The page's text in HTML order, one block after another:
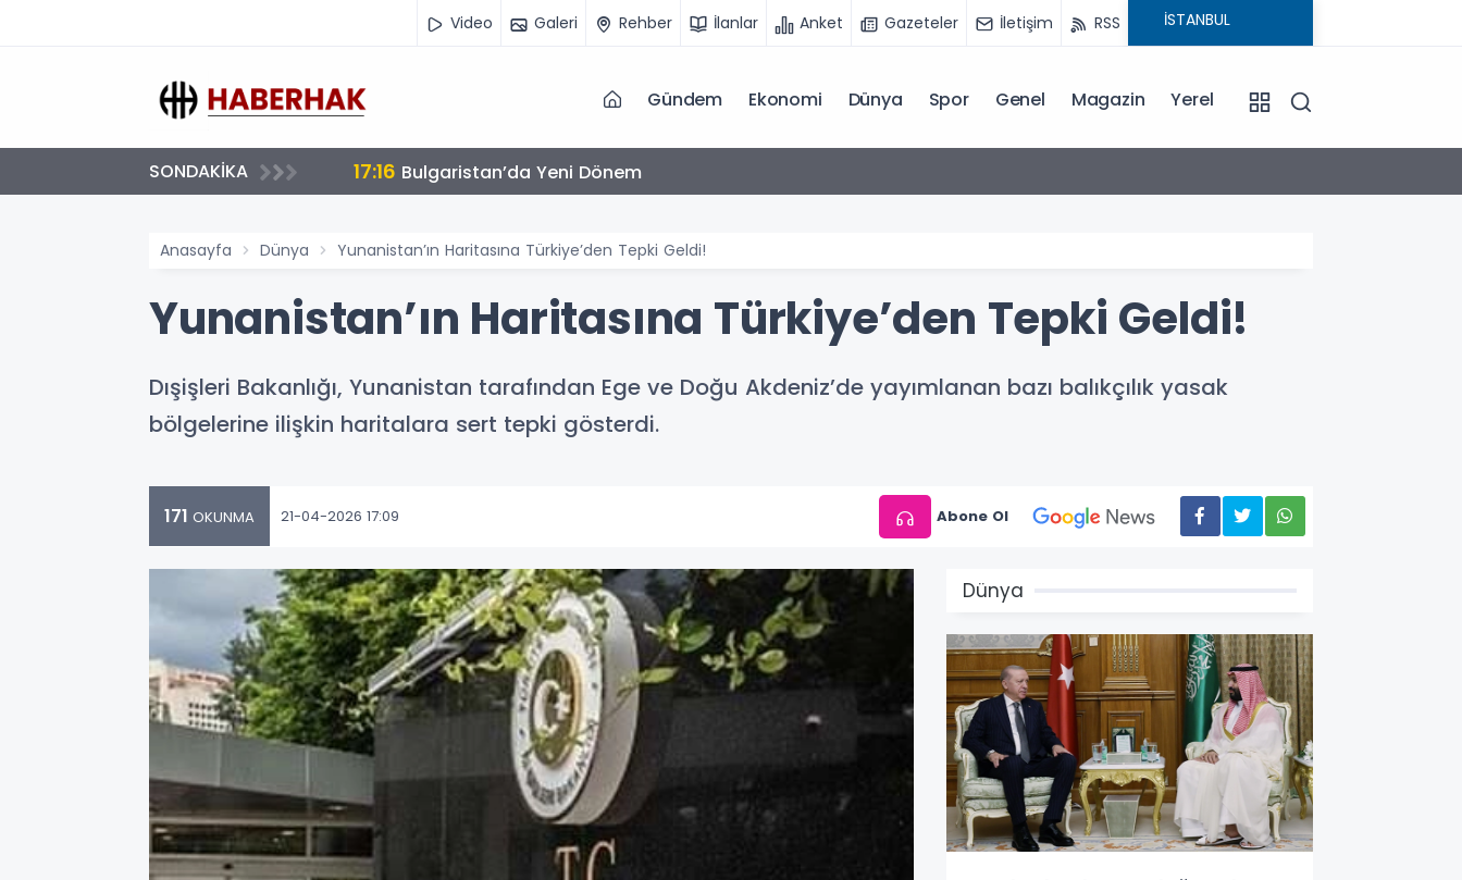
Video Galeri Rehber İlanlar Anket Gazeteler İletişim RSS
Gündem Ekonomi Dünya Spor Genel Magazin Yerel
SONDAKİKA 17:12 Benzine Zam Kapıda: Artışın Bir Kısmını ÖTV Karşılayacak
Anasayfa Dünya Yunanistan’ın Haritasına Türkiye’den Tepki Geldi!
Yunanistan’ın Haritasına Türkiye’den Tepki Geldi!
Dışişleri Bakanlığı, Yunanistan tarafından Ege ve Doğu Akdeniz’de yayımlanan bazı balıkçılık yasak
bölgelerine ilişkin haritalara sert tepki gösterdi.
171 OKUNMA 21-04-2026 17:09 Abone Ol
Dünya